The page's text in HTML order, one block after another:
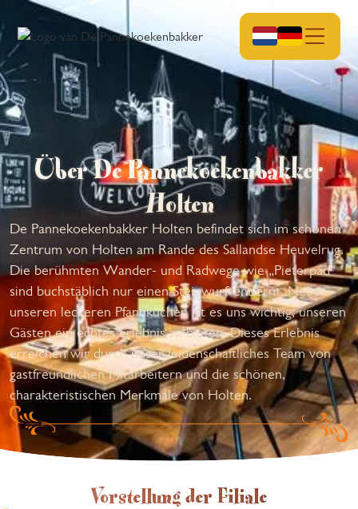
Über De Pannekoekenbakker
Holten
De Pannekoekenbakker Holten befindet sich im schönen
Zentrum von Holten am Rande des Sallandse Heuvelrug.
Die berühmten Wander- und Radwege wie „Pieterpad“
sind buchstäblich nur einen Steinwurf entfernt. Neben
unseren leckeren Pfannkuchen ist es uns wichtig, unseren
Gästen ein echtes Erlebnis zu bieten. Dieses Erlebnis
erreichen wir durch unser leidenschaftliches Team von
gastfreundlichen Mitarbeitern und die schönen,
charakteristischen Merkmale von Holten.
Vorstellung der Filiale